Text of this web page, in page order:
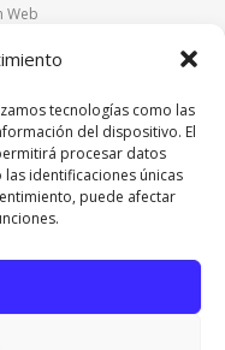
tecnologías como las
del dispositivo. El
procesar datos
identificaciones únicas
puede afectar
Web
Resolución
Alta Calidad